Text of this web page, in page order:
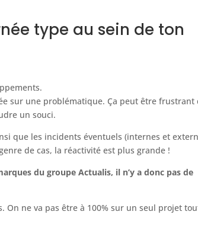
type au sein de ton
sur une problématique. Ça peut être frustrant
un souci.
que les incidents éventuels (internes et
de cas, la réactivité est plus grande !
du groupe Actualis, il n’y a donc pas de
ne va pas être à 100% sur un seul projet